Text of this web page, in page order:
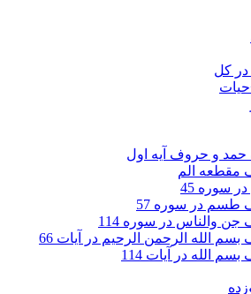
کل
حمد و حروف آیه اول
مقطعه الم
سوره 45
در سوره 57
والناس در سوره 114
الله الرحمن الرحیم در آیات 66
الله در آیات 114